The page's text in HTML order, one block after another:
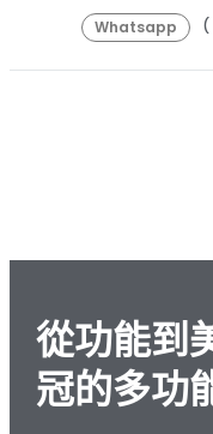
Whatsapp (
從功能到
冠的多功